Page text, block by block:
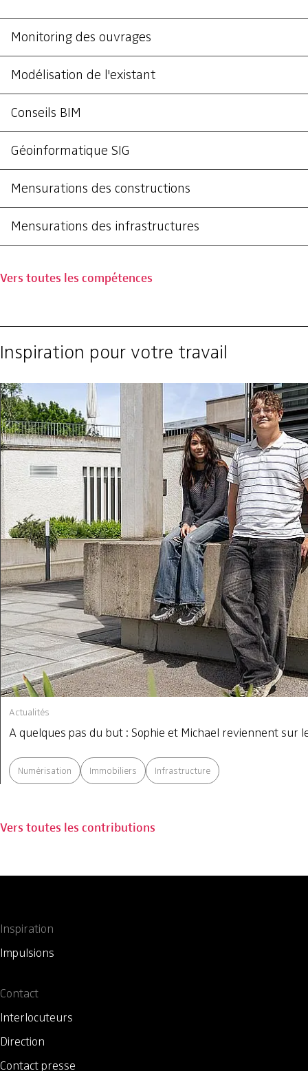
Monitoring des ouvrages
Modélisation de l'existant
Conseils BIM
Géoinformatique SIG
Mensurations des constructions
Mensurations des infrastructures
Vers toutes les compétences
Inspiration pour votre travail
Actualités
A quelques pas du but : Sophie et Michael reviennent sur
Numérisation Immobiliers Infrastructure
Vers toutes les contributions
Inspiration
Impulsions
Contact
Interlocuteurs
Direction
Contact presse